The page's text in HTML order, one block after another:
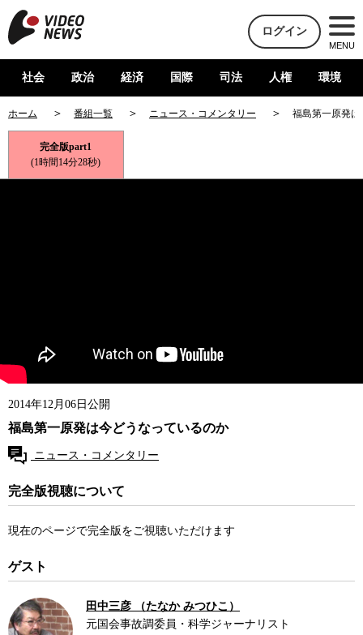
ログイン
MENU
社会 政治 経済 国際 司法 人権 環境
ホーム 番組一覧 ニュース・コメンタリー 福島第一原発
完全版part1
(1時間14分28秒)
2014年12月06日公開
福島第一原発は今どうなっているのか
ニュース・コメンタリー
完全版視聴について
現在のページで完全版をご視聴いただけます
ゲスト
田中三彦 （たなか みつひこ）
元国会事故調委員・科学ジャーナリスト